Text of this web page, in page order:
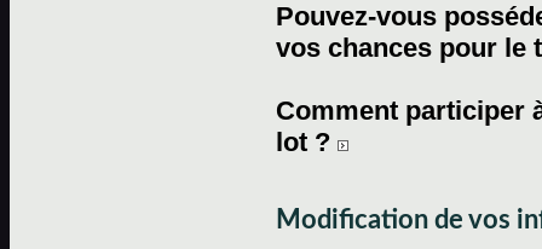
Pouvez-vous
vos chances pour le
Comment participer
lot ?
Modification de vos